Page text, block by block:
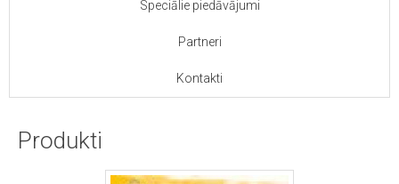
Speciālie piedāvājumi
Partneri
Kontakti
Produkti